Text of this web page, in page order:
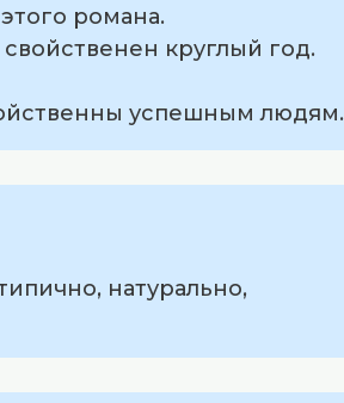
романа.
круглый год.
успешным людям.
натурально,